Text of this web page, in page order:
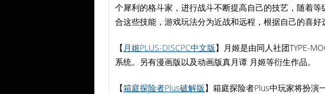
个犀利的格斗家，进行战斗不断提高自己的技艺，随着
合这些技能，游戏玩法分为近战和远程，根据自己的喜好
【 月姬PLUS-DISCPC中文版】月姬是由同人社团TYPE-
系统。另有漫画版以及动画版真月谭 月姬等衍生作品。
【箱庭探险者Plus破解版】箱庭探险者Plus中玩家将扮演